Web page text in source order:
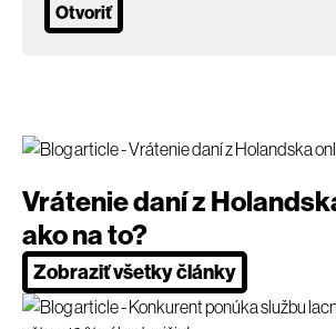
Otvoriť
Vrátenie daní z
ako na to?
Zobraziť všetky články